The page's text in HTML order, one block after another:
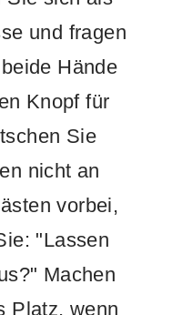
und fragen
Hände
Knopf für
Sie
nicht an
vorbei,
"Lassen
Machen
Platz, wenn